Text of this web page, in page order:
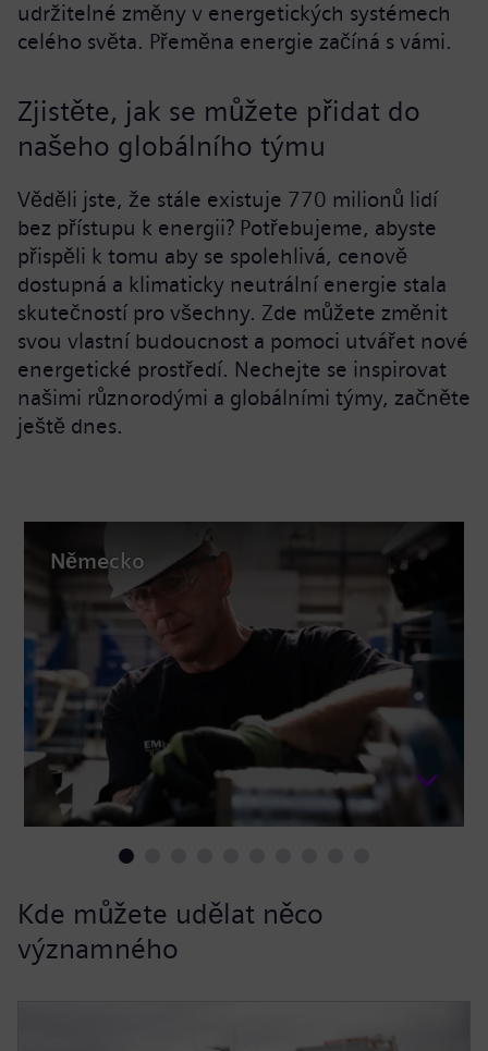
udržitelné změny v energetických systémech
celého světa. Přeměna energie začíná s vámi.
Zjistěte, jak se můžete přidat do
našeho globálního týmu
Věděli jste, že stále existuje 770 milionů lidí
bez přístupu k energii? Potřebujeme, abyste
přispěli k tomu aby se spolehlivá, cenově
dostupná a klimaticky neutrální energie stala
skutečností pro všechny. Zde můžete změnit
svou vlastní budoucnost a pomoci utvářet nové
energetické prostředí. Nechejte se inspirovat
našimi různorodými a globálními týmy, začněte
ještě dnes.
Německo
Kde můžete udělat něco
významného